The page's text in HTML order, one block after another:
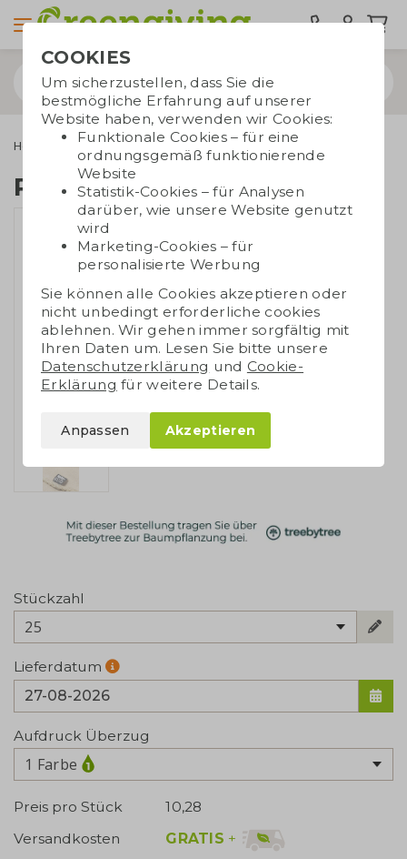
Home & Living Entspannung für zu Hause RPET Decke
RPET Decke
Stückzahl
25
Lieferdatum
Aufdruck Überzug
1 Farbe
Preis pro Stück
10,28
Versandkosten
GRATIS +
COOKIES
Um sicherzustellen, dass Sie die
bestmögliche Erfahrung auf unserer
Website haben, verwenden wir Cookies:
Funktionale Cookies – für eine
ordnungsgemäß funktionierende
Website
Statistik-Cookies – für Analysen
darüber, wie unsere Website genutzt
wird
Marketing-Cookies – für
personalisierte Werbung
Sie können alle Cookies akzeptieren oder
nicht unbedingt erforderliche cookies
ablehnen. Wir gehen immer sorgfältig mit
Ihren Daten um. Lesen Sie bitte unsere
Datenschutzerklärung und Cookie-
Erklärung für weitere Details.
Anpassen Akzeptieren